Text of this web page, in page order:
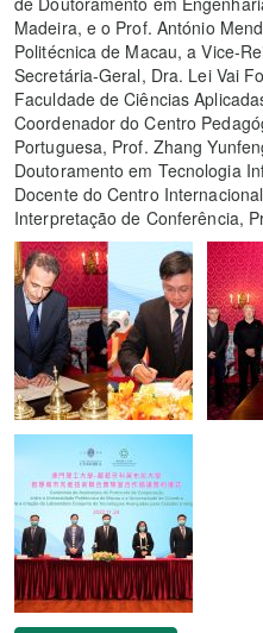
Madeira, e o Prof. António
Politécnica de Macau, a Vice-
Secretária-Geral, Dra. Lei Vai
Faculdade de Ciências
Coordenador do Centro
Portuguesa, Prof. Zhang
Doutoramento em Tecnologia
Docente do Centro
Interpretação de Conferência,